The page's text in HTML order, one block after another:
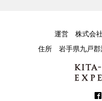
運営 株式会社
住所 岩手県九戸郡